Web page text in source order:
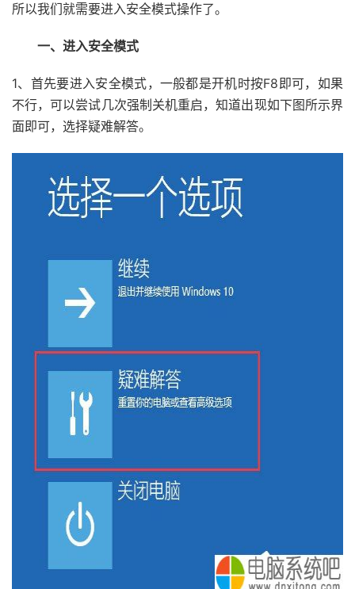
所以我们就需要进入安全模式操作了。
一、进入安全模式
1、首先要进入安全模式，一般都是开机时按F8即可，如果
不行，可以尝试几次强制关机重启，知道出现如下图所示界
面即可，选择疑难解答。